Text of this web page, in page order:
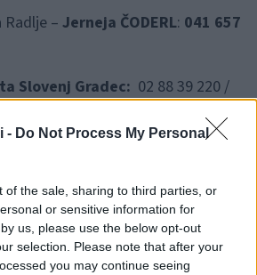
- Do Not Process My Personal
of the sale, sharing to third parties, or
or sensitive information for
us, please use the below opt-out
selection. Please note that after your
you may continue seeing
– Jerneja ČODERL: 041 657
Slovenj Gradec: 02 88 39 220 /